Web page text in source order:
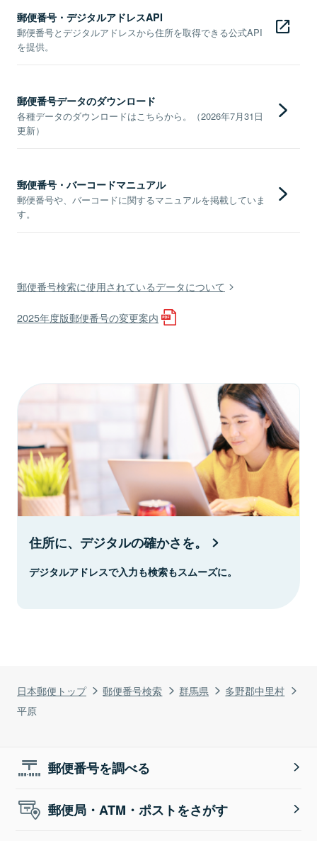
日本郵便トップ 郵便番号検索 群馬県
多野郡中里村
平原
郵便番号・デジタルアドレスAPI
郵便番号とデジタルアドレスから住所を取得できる公式API
を提供。
郵便番号データのダウンロード
各種データのダウンロードはこちらから。（2026年7月31日
更新）
郵便番号・バーコードマニュアル
郵便番号や、バーコードに関するマニュアルを掲載していま
す。
郵便番号検索に使用されているデータについて
2025年度版郵便番号の変更案内
住所に、デジタルの確かさを。
デジタルアドレスで入力も検索もスムーズに。
郵便番号を調べる
郵便局・ATM・ポストをさがす